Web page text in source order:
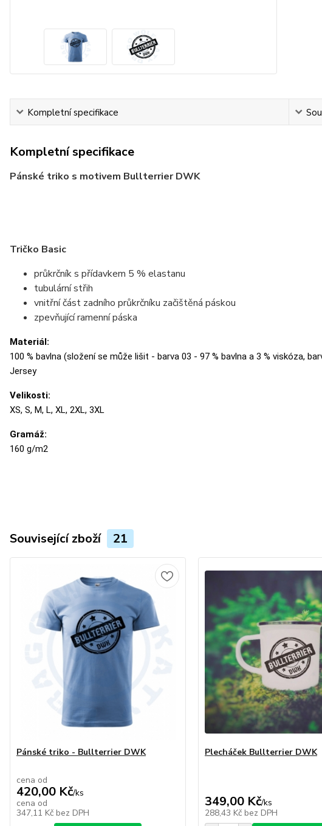
Kompletní specifikace
Kompletní specifikace
Pánské triko s motivem Bullterrier DWK
Tričko Basic
průkrčník s přídavkem 5 % elastanu
tubulární střih
vnitřní část zadního průkrčníku začištěná páskou
zpevňující ramenní páska
Materiál:
100 % bavlna (složení se může lišit - barva 03 - 97 % bavlna a 3 % viskóza,
Jersey
Velikosti:
XS, S, M, L, XL, 2XL, 3XL
Gramáž:
160 g/m2
Související zboží 21
Pánské triko - Bullterrier DWK
cena od
420,00 Kč/ks
cena od
347,11 Kč bez DPH
Plecháček Bullterrier DWK
349,00 Kč/ks
288,43 Kč bez DPH